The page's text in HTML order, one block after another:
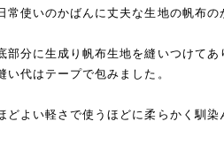
常使いのかばんに丈夫な生地の帆布の
部分に生成り帆布生地を縫いつけてあ
い代はテープで包みました。
どよい軽さで使うほどに柔らかく馴染